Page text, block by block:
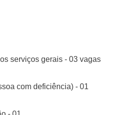
serviços gerais - 03 vagas
com deficiência) - 01